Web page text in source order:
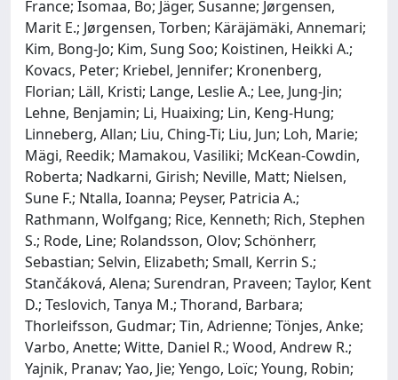
France; Isomaa, Bo; Jäger, Susanne; Jørgensen,
Marit E.; Jørgensen, Torben; Käräjämäki, Annemari;
Kim, Bong-Jo; Kim, Sung Soo; Koistinen, Heikki A.;
Kovacs, Peter; Kriebel, Jennifer; Kronenberg,
Florian; Läll, Kristi; Lange, Leslie A.; Lee, Jung-Jin;
Lehne, Benjamin; Li, Huaixing; Lin, Keng-Hung;
Linneberg, Allan; Liu, Ching-Ti; Liu, Jun; Loh, Marie;
Mägi, Reedik; Mamakou, Vasiliki; McKean-Cowdin,
Roberta; Nadkarni, Girish; Neville, Matt; Nielsen,
Sune F.; Ntalla, Ioanna; Peyser, Patricia A.;
Rathmann, Wolfgang; Rice, Kenneth; Rich, Stephen
S.; Rode, Line; Rolandsson, Olov; Schönherr,
Sebastian; Selvin, Elizabeth; Small, Kerrin S.;
Stančáková, Alena; Surendran, Praveen; Taylor, Kent
D.; Teslovich, Tanya M.; Thorand, Barbara;
Thorleifsson, Gudmar; Tin, Adrienne; Tönjes, Anke;
Varbo, Anette; Witte, Daniel R.; Wood, Andrew R.;
Yajnik, Pranav; Yao, Jie; Yengo, Loïc; Young, Robin;